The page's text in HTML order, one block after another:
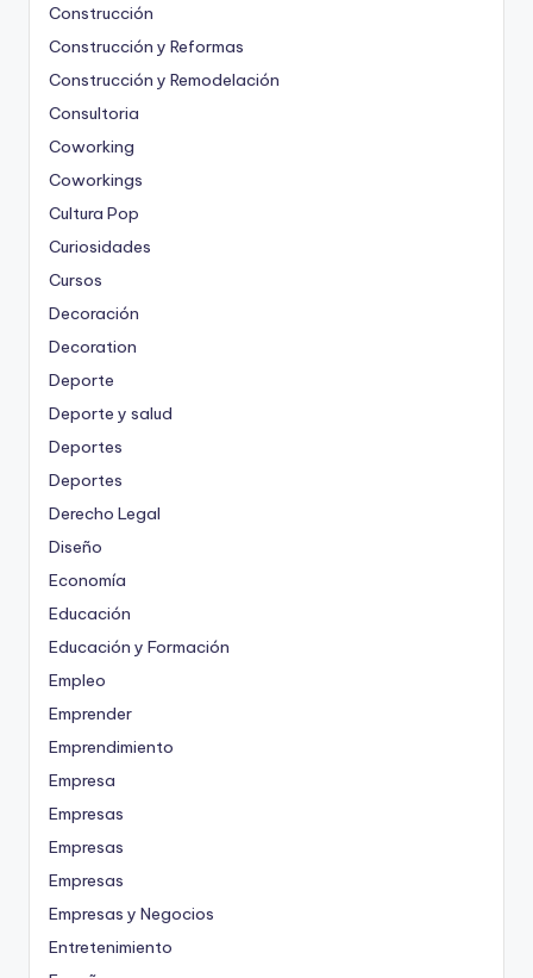
Construcción
Construcción y Reformas
Construcción y Remodelación
Consultoria
Coworking
Coworkings
Cultura Pop
Curiosidades
Cursos
Decoración
Decoration
Deporte
Deporte y salud
Deportes
Deportes
Derecho Legal
Diseño
Economía
Educación
Educación y Formación
Empleo
Emprender
Emprendimiento
Empresa
Empresas
Empresas
Empresas
Empresas y Negocios
Entretenimiento